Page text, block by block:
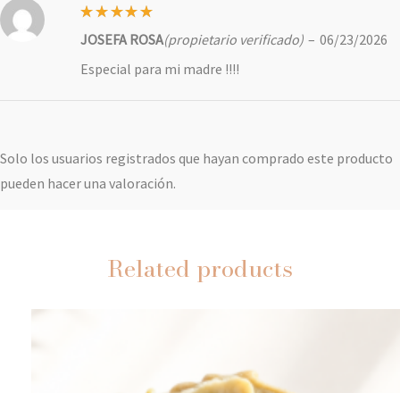
con5de
JOSEFA ROSA(propietario verificado) – 06/23/2026
Especial para mi madre !!!!
Solo los usuarios registrados que hayan comprado este producto
pueden hacer una valoración.
Related products